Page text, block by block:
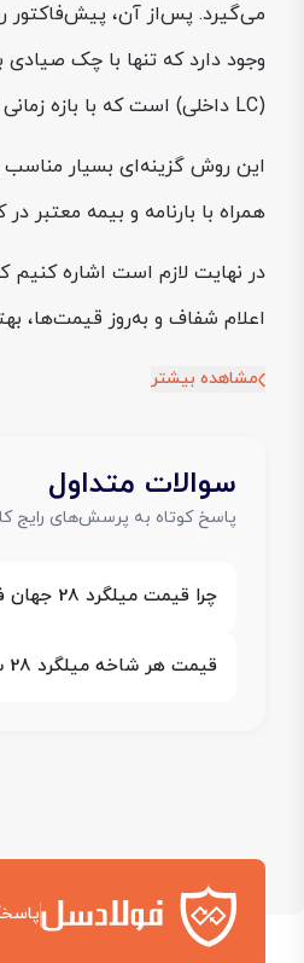
می‌گیرد. پس‌از آن، پیش‌فاکتور
وجود دارد که تنها با چک صیادی
(LC داخلی) است که با بازه زمانی ۱ تا ۶ ماهه و تضمین بانکی انجام می‌شود.
این روش گزینه‌ای بسیار مناسب
همراه با بارنامه و بیمه معتبر
اعلام شفاف و به‌روز قیمت‌ها،
مشاهده بیشتر
سوالات متداول
پاسخ کوتاه به پرسش‌های رایج
چرا قیمت میلگرد 28 جهان فولاد سیرجان در هفته اخیر تغییر نکرده است؟
قیمت هر شاخه میلگرد 28 سیرجان چقدر است؟